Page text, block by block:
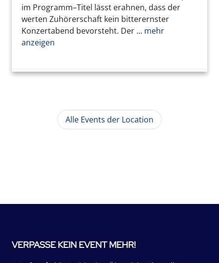
im Programm–Titel lässt erahnen, dass der
werten Zuhörerschaft kein bitterernster
Konzertabend bevorsteht. Der ... mehr
anzeigen
Alle Events der Location
VERPASSE KEIN EVENT MEHR!